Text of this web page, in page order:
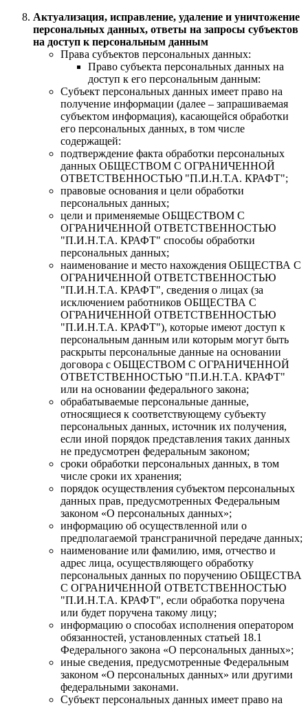
Актуализация, исправление, удаление и уничтожение
персональных данных, ответы на запросы субъектов
на доступ к персональным данным
Права субъектов персональных данных:
Право субъекта персональных данных на
доступ к его персональным данным:
Субъект персональных данных имеет право на
получение информации (далее – запрашиваемая
субъектом информация), касающейся обработки
его персональных данных, в том числе
содержащей:
подтверждение факта обработки персональных
данных ОБЩЕСТВОМ С ОГРАНИЧЕННОЙ
ОТВЕТСТВЕННОСТЬЮ "П.И.Н.Т.А. КРАФТ";
правовые основания и цели обработки
персональных данных;
цели и применяемые ОБЩЕСТВОМ С
ОГРАНИЧЕННОЙ ОТВЕТСТВЕННОСТЬЮ
"П.И.Н.Т.А. КРАФТ" способы обработки
персональных данных;
наименование и место нахождения ОБЩЕСТВА С
ОГРАНИЧЕННОЙ ОТВЕТСТВЕННОСТЬЮ
"П.И.Н.Т.А. КРАФТ", сведения о лицах (за
исключением работников ОБЩЕСТВА С
ОГРАНИЧЕННОЙ ОТВЕТСТВЕННОСТЬЮ
"П.И.Н.Т.А. КРАФТ"), которые имеют доступ к
персональным данным или которым могут быть
раскрыты персональные данные на основании
договора с ОБЩЕСТВОМ С ОГРАНИЧЕННОЙ
ОТВЕТСТВЕННОСТЬЮ "П.И.Н.Т.А. КРАФТ"
или на основании федерального закона;
обрабатываемые персональные данные,
относящиеся к соответствующему субъекту
персональных данных, источник их получения,
если иной порядок представления таких данных
не предусмотрен федеральным законом;
сроки обработки персональных данных, в том
числе сроки их хранения;
порядок осуществления субъектом персональных
данных прав, предусмотренных Федеральным
законом «О персональных данных»;
информацию об осуществленной или о
предполагаемой трансграничной передаче данных;
наименование или фамилию, имя, отчество и
адрес лица, осуществляющего обработку
персональных данных по поручению ОБЩЕСТВА
С ОГРАНИЧЕННОЙ ОТВЕТСТВЕННОСТЬЮ
"П.И.Н.Т.А. КРАФТ", если обработка поручена
или будет поручена такому лицу;
информацию о способах исполнения оператором
обязанностей, установленных статьей 18.1
Федерального закона «О персональных данных»;
иные сведения, предусмотренные Федеральным
законом «О персональных данных» или другими
федеральными законами.
Субъект персональных данных имеет право на